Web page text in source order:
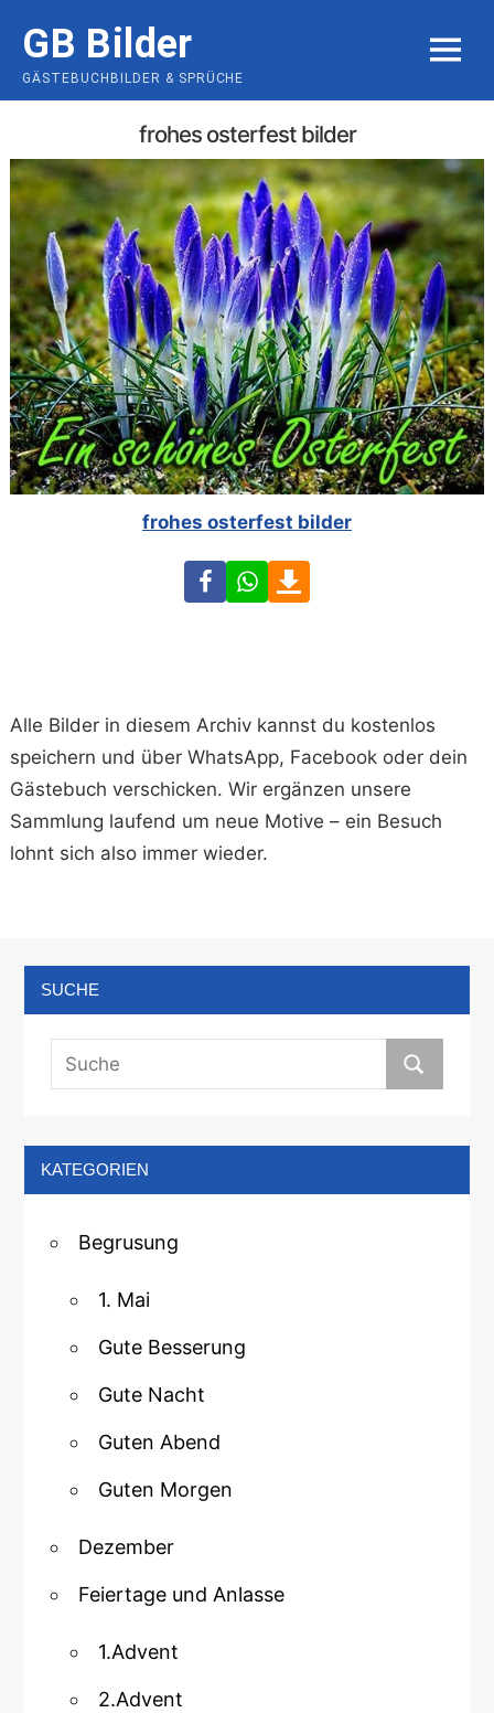
content
GB Bilder
GÄSTEBUCHBILDER & SPRÜCHE
MENU
frohes osterfest bilder
frohes osterfest bilder
FacebookWhatsApp
Alle Bilder in diesem Archiv kannst du kostenlos
speichern und über WhatsApp, Facebook oder dein
Gästebuch verschicken. Wir ergänzen unsere
Sammlung laufend um neue Motive – ein Besuch
lohnt sich also immer wieder.
SUCHE
KATEGORIEN
Begrusung
1. Mai
Gute Besserung
Gute Nacht
Guten Abend
Guten Morgen
Dezember
Feiertage und Anlasse
1.Advent
2.Advent